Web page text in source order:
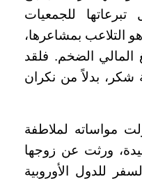
للجمعيات
هو التلاعب بمشاعرها،
المالي الضخم. فلقد
شكر، بدلاً من نكران
مواساته لملاطفة
ورثت عن زوجها
للدول الأوروبية